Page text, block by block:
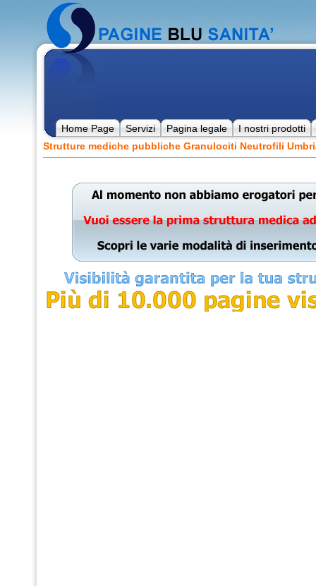
Home Page Servizi Pagina legale
I nostri prodotti
Strutture mediche pubbliche Granulociti Neutrofili